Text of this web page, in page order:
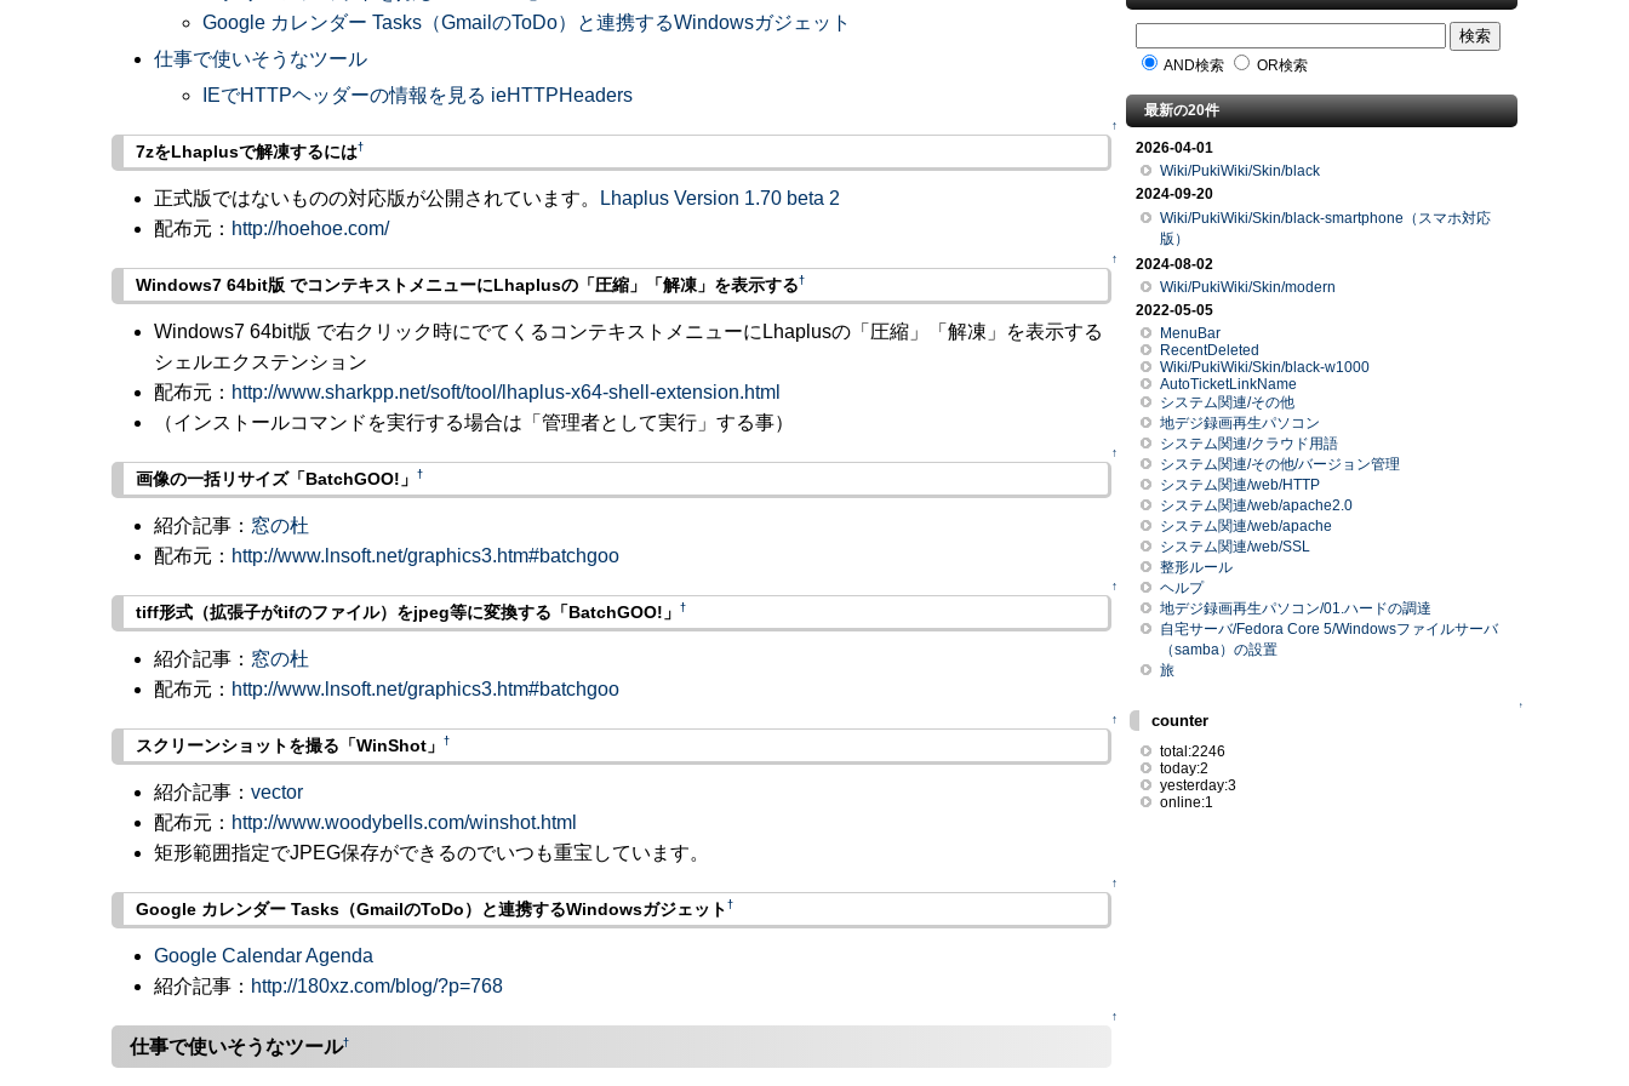
Google カレンダー Tasks（GmailのToDo）と連携するWindowsガジェット
仕事で使いそうなツール
IEでHTTPヘッダーの情報を見る ieHTTPHeaders
↑
7zをLhaplusで解凍するには†
正式版ではないものの対応版が公開されています。
Lhaplus Version 1.70 beta 2
配布元： http://hoehoe.com/
↑
Windows7 64bit版 でコンテキストメニューにLhaplusの「圧縮」「解凍」を表示する†
Windows7 64bit版 で右クリック時にでてくるコンテキストメニューにLhaplusの「圧縮」「解凍」を表示する
シェルエクステンション
配布元： http://www.sharkpp.net/soft/tool/lhaplus-x64-shell-extension.html
（インストールコマンドを実行する場合は「管理者として実行」する事）
↑
画像の一括リサイズ「BatchGOO!」 †
紹介記事： 窓の杜
配布元： http://www.lnsoft.net/graphics3.htm#batchgoo
↑
tiff形式（拡張子がtifのファイル）をjpeg等に変換する「BatchGOO!」 †
紹介記事： 窓の杜
配布元： http://www.lnsoft.net/graphics3.htm#batchgoo
↑
スクリーンショットを撮る「WinShot」 †
紹介記事： vector
配布元： http://www.woodybells.com/winshot.html
矩形範囲指定でJPEG保存ができるのでいつも重宝しています。
↑
Google カレンダー Tasks（GmailのToDo）と連携するWindowsガジェット †
Google Calendar Agenda
紹介記事： http://180xz.com/blog/?p=768
↑
仕事で使いそうなツール†
AND検索 OR検索
最新の20件
2026-04-01
Wiki/PukiWiki/Skin/black
2024-09-20
Wiki/PukiWiki/Skin/black-smartphone（スマホ対応
版）
2024-08-02
Wiki/PukiWiki/Skin/modern
2022-05-05
MenuBar
RecentDeleted
Wiki/PukiWiki/Skin/black-w1000
AutoTicketLinkName
システム関連/その他
地デジ録画再生パソコン
システム関連/クラウド用語
システム関連/その他/バージョン管理
システム関連/web/HTTP
システム関連/web/apache2.0
システム関連/web/apache
システム関連/web/SSL
整形ルール
ヘルプ
地デジ録画再生パソコン/01.ハードの調達
自宅サーバ/Fedora Core 5/Windowsファイルサーバ
（samba）の設置
旅
↑
counter
total:2246
today:2
yesterday:3
online:1